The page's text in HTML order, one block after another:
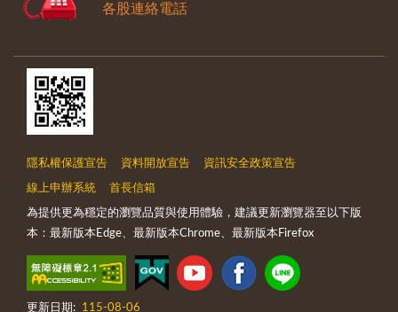
各股連絡電話
隱私權保護宣告 資料開放宣告 資訊安全政策宣告
線上申辦系統 首長信箱
為提供更為穩定的瀏覽品質與使用體驗，建議更新瀏覽器至以下版
本：最新版本Edge、最新版本Chrome、最新版本Firefox
更新日期: 115-08-06